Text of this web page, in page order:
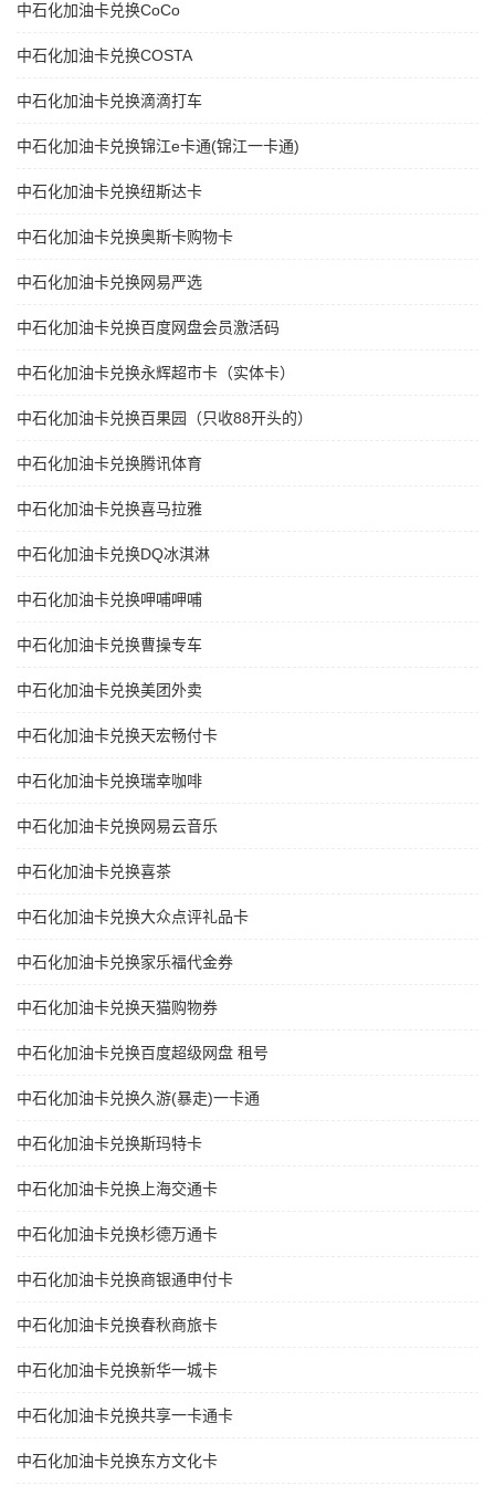
中石化加油卡兑换CoCo
中石化加油卡兑换COSTA
中石化加油卡兑换滴滴打车
中石化加油卡兑换锦江e卡通(锦江一卡通)
中石化加油卡兑换纽斯达卡
中石化加油卡兑换奥斯卡购物卡
中石化加油卡兑换网易严选
中石化加油卡兑换百度网盘会员激活码
中石化加油卡兑换永辉超市卡（实体卡）
中石化加油卡兑换百果园（只收88开头的）
中石化加油卡兑换腾讯体育
中石化加油卡兑换喜马拉雅
中石化加油卡兑换DQ冰淇淋
中石化加油卡兑换呷哺呷哺
中石化加油卡兑换曹操专车
中石化加油卡兑换美团外卖
中石化加油卡兑换天宏畅付卡
中石化加油卡兑换瑞幸咖啡
中石化加油卡兑换网易云音乐
中石化加油卡兑换喜茶
中石化加油卡兑换大众点评礼品卡
中石化加油卡兑换家乐福代金券
中石化加油卡兑换天猫购物券
中石化加油卡兑换百度超级网盘 租号
中石化加油卡兑换久游(暴走)一卡通
中石化加油卡兑换斯玛特卡
中石化加油卡兑换上海交通卡
中石化加油卡兑换杉德万通卡
中石化加油卡兑换商银通申付卡
中石化加油卡兑换春秋商旅卡
中石化加油卡兑换新华一城卡
中石化加油卡兑换共享一卡通卡
中石化加油卡兑换东方文化卡